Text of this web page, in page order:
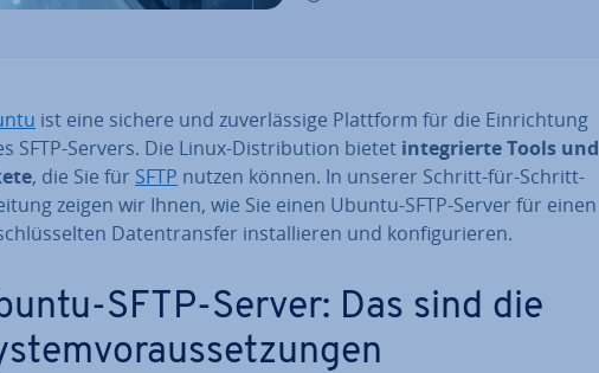
ist eine sichere und zu­ver­läs­si­ge Plattform für die Ein­rich­tung
SFTP-Servers. Die Linux-Dis­tri­bu­ti­on bietet in­te­grier­te Tools und
, die Sie für SFTP nutzen können. In unserer Schritt-für-Schritt-
zeigen wir Ihnen, wie Sie einen Ubuntu-SFTP-Server für einen
Da­ten­trans­fer in­stal­lie­ren und kon­fi­gu­rie­ren.
SFTP-Server: Das sind die